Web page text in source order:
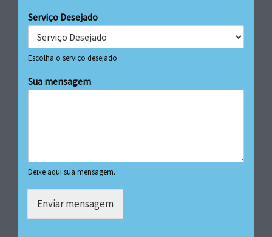
Serviço Desejado
Escolha o serviço desejado
Sua mensagem
Deixe aqui sua mensagem.
Enviar mensagem